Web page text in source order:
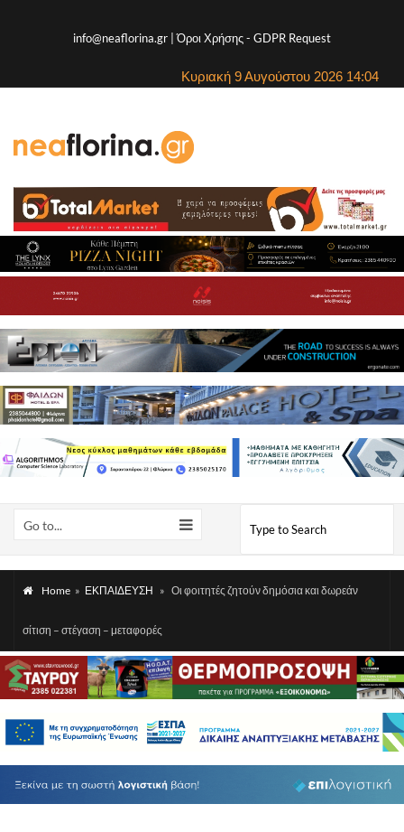
info@neaflorina.gr |Όροι Χρήσης- GDPR Request
Κυριακή 9 Αυγούστου 2026 14:04
Go to...
Home » ΕΚΠΑΙΔΕΥΣΗ » Οι φοιτητές ζητούν δημόσια και δωρεάν
σίτιση – στέγαση – μεταφορές